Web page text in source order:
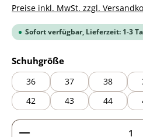
Preise inkl. MwSt. zzgl.
Sofort verfügbar, Lieferzeit: 1-3
Schuhgrößeauswählen
36 37 38
42
43 44
Produkt Anzahl: Gib den